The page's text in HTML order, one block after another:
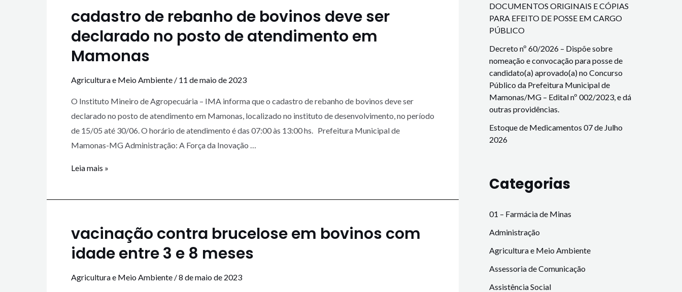
cadastro de rebanho de bovinos deve ser
declarado no posto de atendimento em
Mamonas
Agricultura e Meio Ambiente / 11 de maio de 2023
O Instituto Mineiro de Agropecuária – IMA informa que o cadastro de rebanho de bovinos deve ser
declarado no posto de atendimento em Mamonas, localizado no instituto de desenvolvimento, no período
de 15/05 até 30/06. O horário de atendimento é das 07:00 às 13:00 hs. Prefeitura Municipal de
Mamonas-MG Administração: A Força da Inovação …
Leia mais »
vacinação contra brucelose em bovinos com
idade entre 3 e 8 meses
Agricultura e Meio Ambiente /8 de maio de 2023
DOCUMENTOS ORIGINAIS E CÓPIAS
PARA EFEITO DE POSSE EM CARGO
PÚBLICO
Decreto nº 60/2026 – Dispõe sobre
nomeação e convocação para posse de
candidato(a) aprovado(a) no Concurso
Público da Prefeitura Municipal de
Mamonas/MG – Edital nº 002/2023, e dá
outras providências.
Estoque de Medicamentos 07 de Julho
2026
Categorias
01 – Farmácia de Minas
Administração
Agricultura e Meio Ambiente
Assessoria de Comunicação
Assistência Social